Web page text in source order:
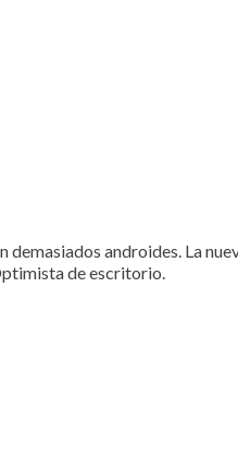
androides. La
de escritorio.